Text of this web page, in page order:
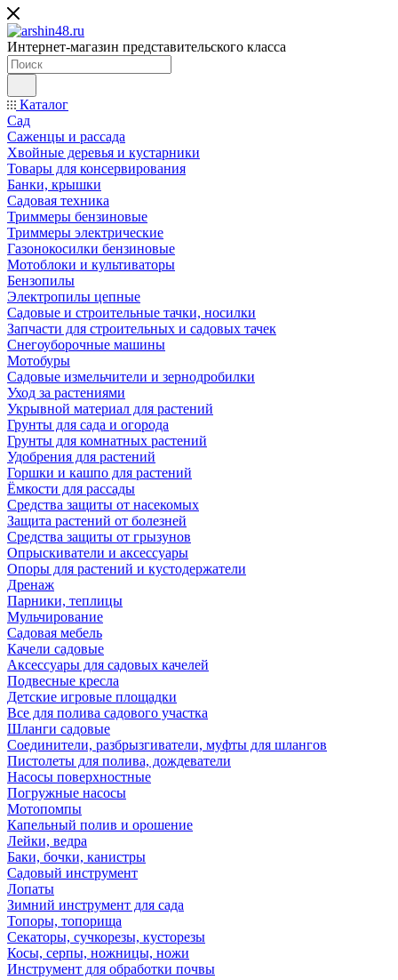
Интернет-магазин представительского класса
Каталог
Сад
Саженцы и рассада
Хвойные деревья и кустарники
Товары для консервирования
Банки, крышки
Садовая техника
Триммеры бензиновые
Триммеры электрические
Газонокосилки бензиновые
Мотоблоки и культиваторы
Бензопилы
Электропилы цепные
Садовые и строительные тачки, носилки
Запчасти для строительных и садовых тачек
Снегоуборочные машины
Мотобуры
Садовые измельчители и зернодробилки
Уход за растениями
Укрывной материал для растений
Грунты для сада и огорода
Грунты для комнатных растений
Удобрения для растений
Горшки и кашпо для растений
Ёмкости для рассады
Средства защиты от насекомых
Защита растений от болезней
Средства защиты от грызунов
Опрыскиватели и аксессуары
Опоры для растений и кустодержатели
Дренаж
Парники, теплицы
Мульчирование
Садовая мебель
Качели садовые
Аксессуары для садовых качелей
Подвесные кресла
Детские игровые площадки
Все для полива садового участка
Шланги садовые
Соединители, разбрызгиватели, муфты для шлангов
Пистолеты для полива, дождеватели
Насосы поверхностные
Погружные насосы
Мотопомпы
Капельный полив и орошение
Лейки, ведра
Баки, бочки, канистры
Садовый инструмент
Лопаты
Зимний инструмент для сада
Топоры, топорища
Секаторы, сучкорезы, кусторезы
Косы, серпы, ножницы, ножи
Инструмент для обработки почвы